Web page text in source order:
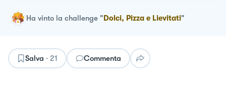
Ha vinto la challenge "Dolci, Pizza e Lievitati"
Salva · 21 Commenta